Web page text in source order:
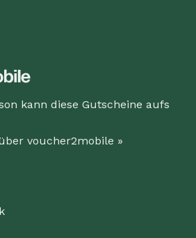
kann diese Gutscheine aufs
voucher2mobile »